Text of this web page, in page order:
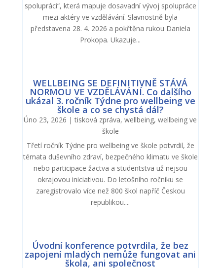
spolupráci“, která mapuje dosavadní vývoj spolupráce
mezi aktéry ve vzdělávání. Slavnostně byla
představena 28. 4. 2026 a pokřtěna rukou Daniela
Prokopa. Ukazuje...
WELLBEING SE DEFINITIVNĚ STÁVÁ
NORMOU VE VZDĚLÁVÁNÍ. Co dalšího
ukázal 3. ročník Týdne pro wellbeing ve
škole a co se chystá dál?
Úno 23, 2026 |tisková zpráva,wellbeing,wellbeing ve
škole
Třetí ročník Týdne pro wellbeing ve škole potvrdil, že
témata duševního zdraví, bezpečného klimatu ve škole
nebo participace žactva a studentstva už nejsou
okrajovou iniciativou. Do letošního ročníku se
zaregistrovalo více než 800 škol napříč Českou
republikou....
Úvodní konference potvrdila, že bez
zapojení mladých nemůže fungovat ani
škola, ani společnost